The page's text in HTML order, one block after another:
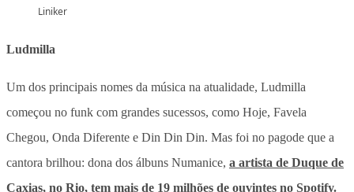
Liniker
Ludmilla
Um dos principais nomes da música na atualidade, Ludmilla
começou no funk com grandes sucessos, como Hoje, Favela
Chegou, Onda Diferente e Din Din Din. Mas foi no pagode que a
cantora brilhou: dona dos álbuns Numanice, a artista de Duque de
Caxias, no Rio, tem mais de 19 milhões de ouvintes no Spotify.